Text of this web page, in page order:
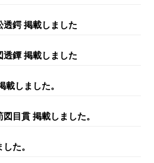
透鍔 掲載しました
透鐔 掲載しました
載しました。
目貫 掲載しました。
た。